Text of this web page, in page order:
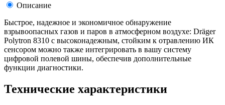
Описание
Быстрое, надежное и экономичное обнаружение
взрывоопасных газов и паров в атмосферном воздухе: Dräger
Polytron 8310 с высоконадежным, стойким к отравлению ИК
сенсором можно также интегрировать в вашу систему
цифровой полевой шины, обеспечив дополнительные
функции диагностики.
Технические характеристики